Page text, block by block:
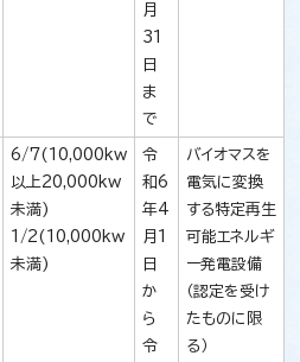
月
31
日
ま
で
6/7(10,000kw
以上20,000kw
未満)
1/2(10,000kw
未満)
令
和6
年4
月1
日
か
ら
令
バイオマスを
電気に変換
する特定再生
可能エネルギ
ー発電設備
（認定を受け
たものに限
る）